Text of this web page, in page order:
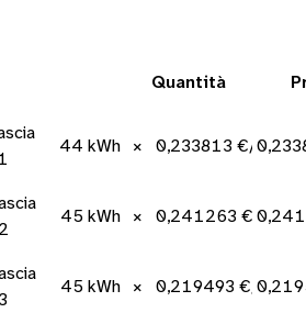
Quantità
44 kWh × 0,233813 €/kWh
45 kWh × 0,241263 €/kWh
45 kWh × 0,219493 €/kWh